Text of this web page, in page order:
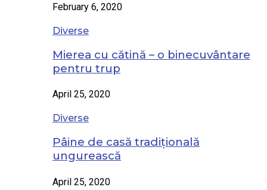
February 6, 2020
Diverse
Mierea cu cătină – o binecuvântare
pentru trup
April 25, 2020
Diverse
Pâine de casă tradițională
ungurească
April 25, 2020